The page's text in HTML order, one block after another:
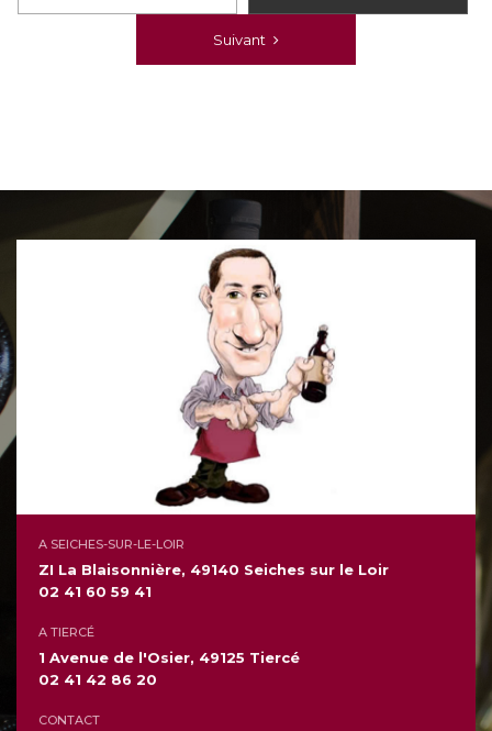
Suivant Suivant
A SEICHES-SUR-LE-LOIR
ZI La Blaisonnière, 49140 Seiches sur le Loir
02 41 60 59 41
A TIERCÉ
1 Avenue de l'Osier, 49125 Tiercé
02 41 42 86 20
CONTACT